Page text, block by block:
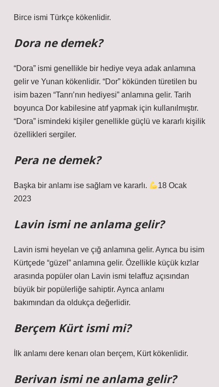
Birce ismi Türkçe kökenlidir.
Dora ne demek?
“Dora” ismi genellikle bir hediye veya adak anlamına
gelir ve Yunan kökenlidir. “Dor” kökünden türetilen bu
isim bazen “Tanrı’nın hediyesi” anlamına gelir. Tarih
boyunca Dor kabilesine atıf yapmak için kullanılmıştır.
“Dora” ismindeki kişiler genellikle güçlü ve kararlı kişilik
özellikleri sergiler.
Pera ne demek?
Başka bir anlamı ise sağlam ve kararlı.
18 Ocak
2023
Lavin ismi ne anlama gelir?
Lavin ismi heyelan ve çığ anlamına gelir. Ayrıca bu isim
Kürtçede “güzel” anlamına gelir. Özellikle küçük kızlar
arasında popüler olan Lavin ismi telaffuz açısından
büyük bir popülerliğe sahiptir. Ayrıca anlamı
bakımından da oldukça değerlidir.
Berçem Kürt ismi mi?
İlk anlamı dere kenarı olan berçem, Kürt kökenlidir.
Berivan ismi ne anlama gelir?